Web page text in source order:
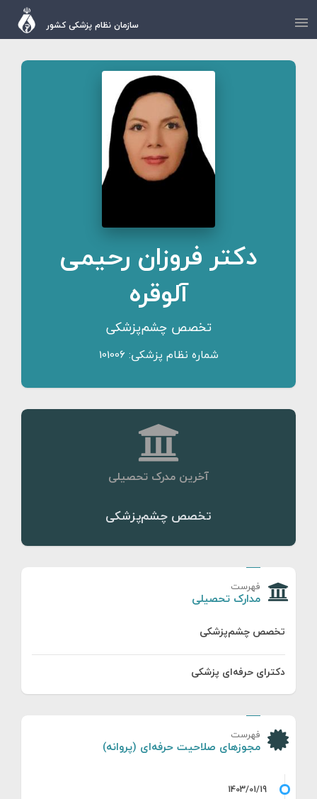
سازمان نظام پزشکی کشور
دکتر فروزان رحیمی
آلوقره
تخصص چشم‌پزشکی
شماره نظام پزشکی: 101006
آخرین مدرک تحصیلی
تخصص چشم‌پزشکی
فهرست
مدارک تحصیلی
تخصص چشم‌پزشکی
دکترای حرفه‌ای پزشکی
فهرست
مجوزهای صلاحیت حرفه‌ای (پروانه)